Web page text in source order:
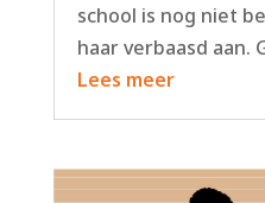
school is nog niet
haar verbaasd aan.
Lees meer